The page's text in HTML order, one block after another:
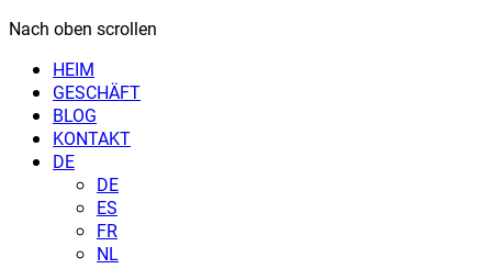
Nach oben scrollen
HEIM
GESCHÄFT
BLOG
KONTAKT
DE
DE
ES
FR
NL